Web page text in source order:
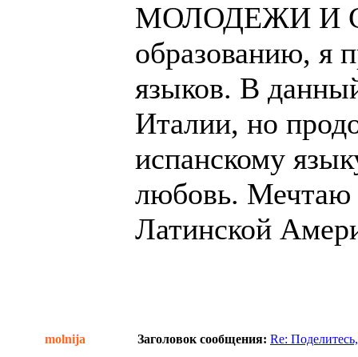
МОЛОДЕЖИ И
образованию, я
языков. В
Италии, но
испанскому
любовь. Мечтаю
Латинской
molnija Заголовок сообщения: Re: